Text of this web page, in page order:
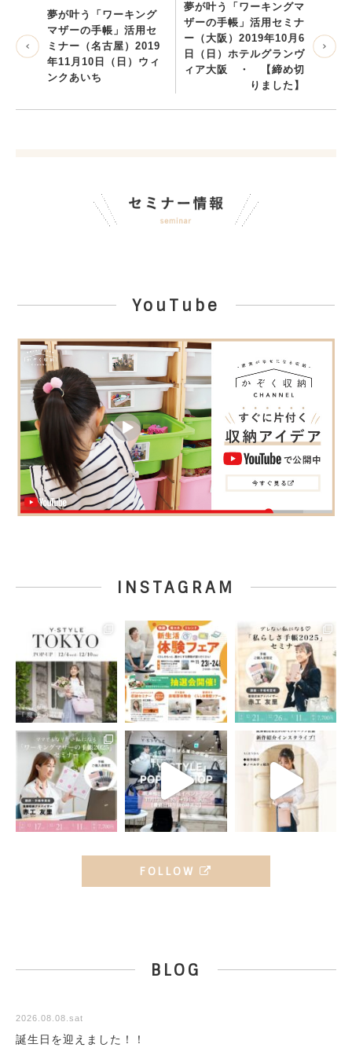
夢が叶う「ワーキング
マザーの手帳」活用セ
ミナー（名古屋）2019
年11月10日（日）ウィ
ンクあいち
夢が叶う「ワーキングマ
ザーの手帳」活用セミナ
ー（大阪）2019年10月6
日（日）ホテルグランヴ
ィア大阪 ・ 【締め切
りました】
YouTube
INSTAGRAM
FOLLOW
BLOG
2026.08.08.sat
誕生日を迎えました！！